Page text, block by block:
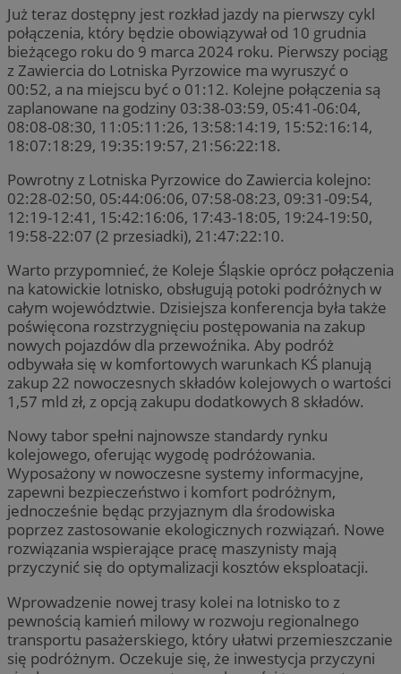
Już teraz dostępny jest rozkład jazdy na pierwszy cykl
połączenia, który będzie obowiązywał od 10 grudnia
bieżącego roku do 9 marca 2024 roku. Pierwszy pociąg
z Zawiercia do Lotniska Pyrzowice ma wyruszyć o
00:52, a na miejscu być o 01:12. Kolejne połączenia są
zaplanowane na godziny 03:38-03:59, 05:41-06:04,
08:08-08:30, 11:05:11:26, 13:58:14:19, 15:52:16:14,
18:07:18:29, 19:35:19:57, 21:56:22:18.
Powrotny z Lotniska Pyrzowice do Zawiercia kolejno:
02:28-02:50, 05:44:06:06, 07:58-08:23, 09:31-09:54,
12:19-12:41, 15:42:16:06, 17:43-18:05, 19:24-19:50,
19:58-22:07 (2 przesiadki), 21:47:22:10.
Warto przypomnieć, że Koleje Śląskie oprócz połączenia
na katowickie lotnisko, obsługują potoki podróżnych w
całym województwie. Dzisiejsza konferencja była także
poświęcona rozstrzygnięciu postępowania na zakup
nowych pojazdów dla przewoźnika. Aby podróż
odbywała się w komfortowych warunkach KŚ planują
zakup 22 nowoczesnych składów kolejowych o wartości
1,57 mld zł, z opcją zakupu dodatkowych 8 składów.
Nowy tabor spełni najnowsze standardy rynku
kolejowego, oferując wygodę podróżowania.
Wyposażony w nowoczesne systemy informacyjne,
zapewni bezpieczeństwo i komfort podróżnym,
jednocześnie będąc przyjaznym dla środowiska
poprzez zastosowanie ekologicznych rozwiązań. Nowe
rozwiązania wspierające pracę maszynisty mają
przyczynić się do optymalizacji kosztów eksploatacji.
Wprowadzenie nowej trasy kolei na lotnisko to z
pewnością kamień milowy w rozwoju regionalnego
transportu pasażerskiego, który ułatwi przemieszczanie
się podróżnym. Oczekuje się, że inwestycja przyczyni